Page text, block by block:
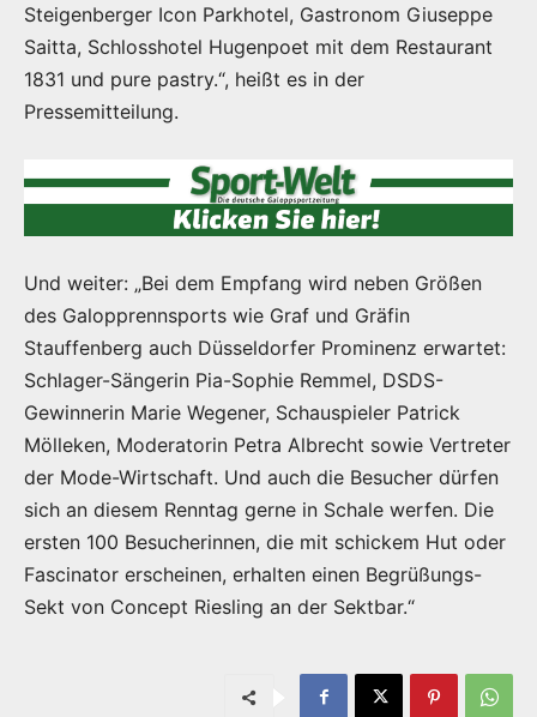
Steigenberger Icon Parkhotel, Gastronom Giuseppe
Saitta, Schlosshotel Hugenpoet mit dem Restaurant
1831 und pure pastry.“, heißt es in der
Pressemitteilung.
Und weiter: „Bei dem Empfang wird neben Größen
des Galopprennsports wie Graf und Gräfin
Stauffenberg auch Düsseldorfer Prominenz erwartet:
Schlager-Sängerin Pia-Sophie Remmel, DSDS-
Gewinnerin Marie Wegener, Schauspieler Patrick
Mölleken, Moderatorin Petra Albrecht sowie Vertreter
der Mode-Wirtschaft. Und auch die Besucher dürfen
sich an diesem Renntag gerne in Schale werfen. Die
ersten 100 Besucherinnen, die mit schickem Hut oder
Fascinator erscheinen, erhalten einen Begrüßungs-
Sekt von Concept Riesling an der Sektbar.“